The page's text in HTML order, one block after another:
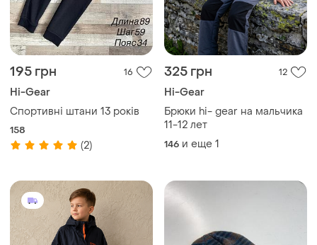
195 грн 16
Hi-Gear
Спортивні штани 13 років
158
(2)
325 грн 12
Hi-Gear
Брюки hi- gear на мальчика
11-12 лет
146 и еще 1